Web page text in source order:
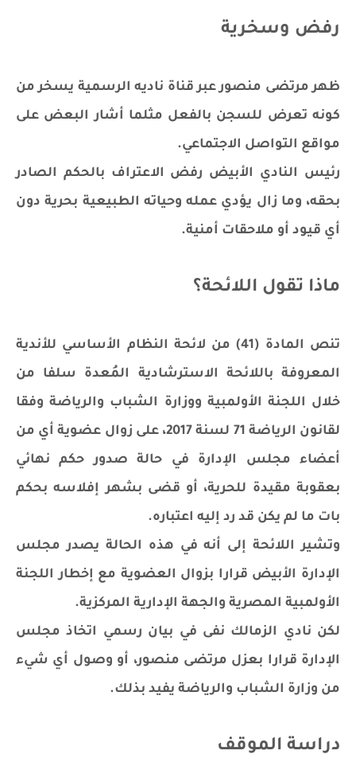
رفض وسخرية
ظهر مرتضى منصور عبر قناة ناديه الرسمية يسخر من
كونه تعرض للسجن بالفعل مثلما أشار البعض على
مواقع التواصل الاجتماعي.
رئيس النادي الأبيض رفض الاعتراف بالحكم الصادر
بحقه، وما زال يؤدي عمله وحياته الطبيعية بحرية دون
أي قيود أو ملاحقات أمنية.
ماذا تقول اللائحة؟
تنص المادة (41) من لائحة النظام الأساسي للأندية
المعروفة باللائحة الاسترشادية المُعدة سلفا من
خلال اللجنة الأولمبية ووزارة الشباب والرياضة وفقا
لقانون الرياضة 71 لسنة 2017، على زوال عضوية أي من
أعضاء مجلس الإدارة في حالة صدور حكم نهائي
بعقوبة مقيدة للحرية، أو قضى بشهر إفلاسه بحكم
بات ما لم يكن قد رد إليه اعتباره.
وتشير اللائحة إلى أنه في هذه الحالة يصدر مجلس
الإدارة الأبيض قرارا بزوال العضوية مع إخطار اللجنة
الأولمبية المصرية والجهة الإدارية المركزية.
لكن نادي الزمالك نفى في بيان رسمي اتخاذ مجلس
الإدارة قرارا بعزل مرتضى منصور، أو وصول أي شيء
من وزارة الشباب والرياضة يفيد بذلك.
دراسة الموقف